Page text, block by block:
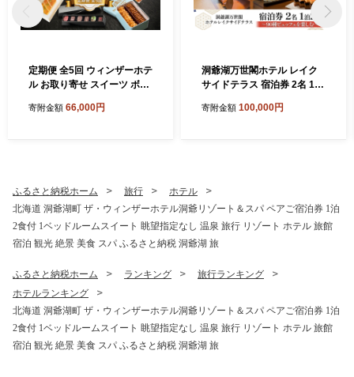
定期便 全5回 ウィンザーホテ
ル お取り寄せ スイーツ ボン
ンド ケーキ クッキー缶 おや
寄附金額 66,000円
洞爺湖万世閣ホテル レイク
サイドテラス 宿泊券 2名 1泊
プラン 和洋室 温泉 プレミア
寄附金額 100,000円
ふるさと納税ホーム 旅行
ホテル
北海道 洞爺湖町 ザ・ウィンザーホテル洞爺リゾート＆スパ ペアご宿泊券 1泊
2食付 1ベッドルームスイート 眺望指定なし 温泉 旅行 リゾート ホテル 旅館
宿泊 観光 絶景 美食 スパ ふるさと納税 洞爺湖 旅
ふるさと納税ホーム ランキング
旅行ランキング
ホテルランキング
北海道 洞爺湖町 ザ・ウィンザーホテル洞爺リゾート＆スパ ペアご宿泊券 1泊
2食付 1ベッドルームスイート 眺望指定なし 温泉 旅行 リゾート ホテル 旅館
宿泊 観光 絶景 美食 スパ ふるさと納税 洞爺湖 旅